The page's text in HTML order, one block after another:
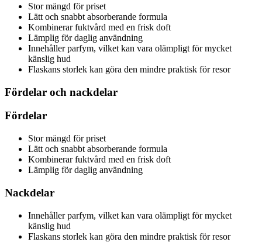
Stor mängd för priset
Lätt och snabbt absorberande formula
Kombinerar fuktvård med en frisk doft
Lämplig för daglig användning
Innehåller parfym, vilket kan vara olämpligt för mycket
känslig hud
Flaskans storlek kan göra den mindre praktisk för resor
Fördelar och nackdelar
Fördelar
Stor mängd för priset
Lätt och snabbt absorberande formula
Kombinerar fuktvård med en frisk doft
Lämplig för daglig användning
Nackdelar
Innehåller parfym, vilket kan vara olämpligt för mycket
känslig hud
Flaskans storlek kan göra den mindre praktisk för resor